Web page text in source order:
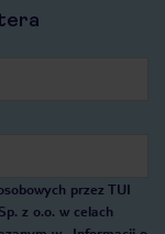
przez TUI
z o.o. w celach